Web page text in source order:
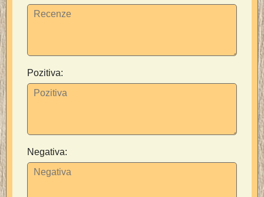
Pozitiva:
Negativa: